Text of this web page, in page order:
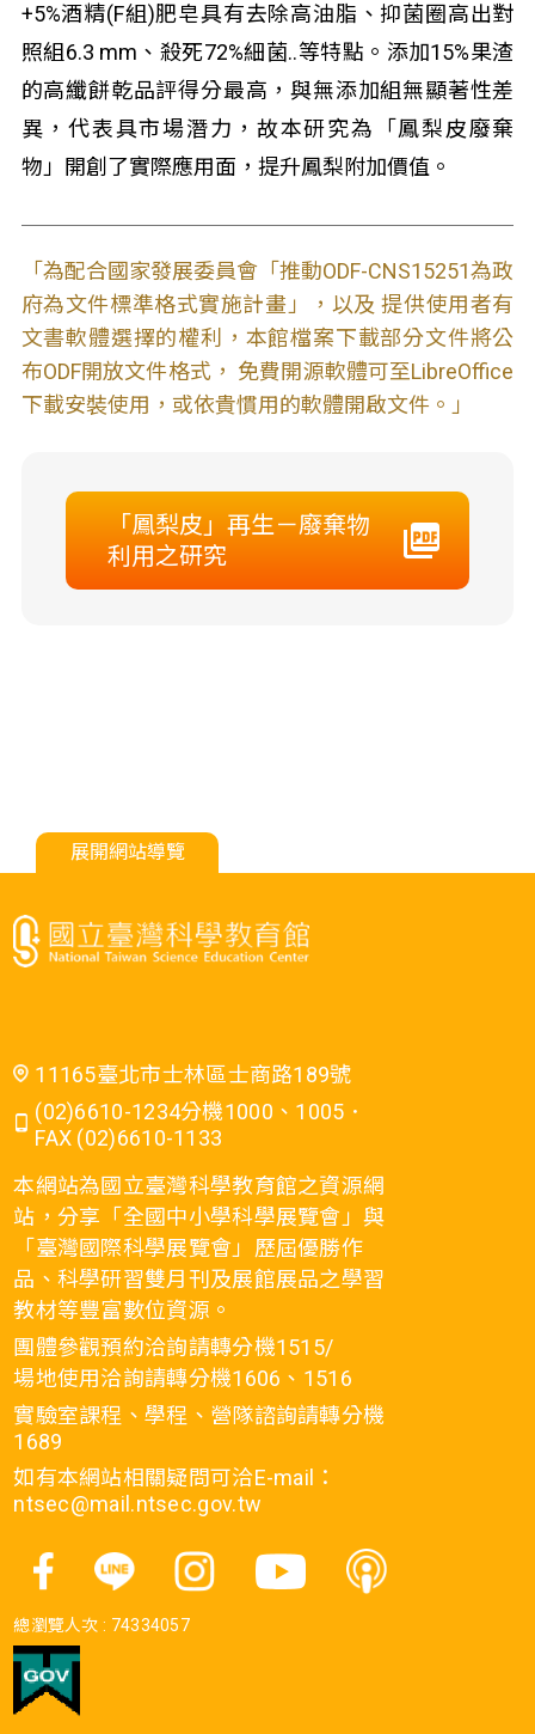
+5%酒精(F組)肥皂具有去除高油脂、抑菌圈高出對
照組6.3 mm、殺死72%細菌..等特點。添加15%果渣
的高纖餅乾品評得分最高，與無添加組無顯著性差
異，代表具市場潛力，故本研究為「鳳梨皮廢棄
物」開創了實際應用面，提升鳳梨附加價值。
「為配合國家發展委員會「推動ODF-CNS15251為政
府為文件標準格式實施計畫」，以及 提供使用者有
文書軟體選擇的權利，本館檔案下載部分文件將公
布ODF開放文件格式， 免費開源軟體可至LibreOffice
下載安裝使用，或依貴慣用的軟體開啟文件。」
「鳳梨皮」再生－廢棄物
利用之研究
展開網站導覽
11165臺北市士林區士商路189號
(02)6610-1234分機1000、1005．
FAX (02)6610-1133
本網站為國立臺灣科學教育館之資源網
站，分享「全國中小學科學展覽會」與
「臺灣國際科學展覽會」歷屆優勝作
品、科學研習雙月刊及展館展品之學習
教材等豐富數位資源。
團體參觀預約洽詢請轉分機1515/
場地使用洽詢請轉分機1606、1516
實驗室課程、學程、營隊諮詢請轉分機
1689
如有本網站相關疑問可洽E-mail：
ntsec@mail.ntsec.gov.tw
總瀏覽人次 : 74334057